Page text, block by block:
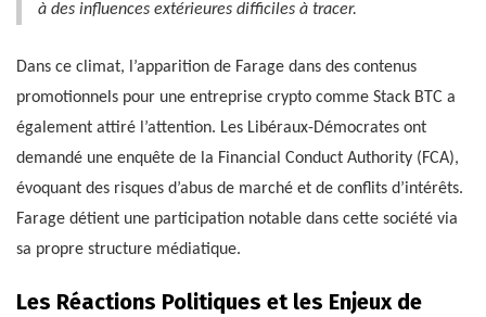
à des influences extérieures difficiles à tracer.
Dans ce climat, l’apparition de Farage dans des contenus
promotionnels pour une entreprise crypto comme Stack BTC a
également attiré l’attention. Les Libéraux-Démocrates ont
demandé une enquête de la Financial Conduct Authority (FCA),
évoquant des risques d’abus de marché et de conflits d’intérêts.
Farage détient une participation notable dans cette société via
sa propre structure médiatique.
Les Réactions Politiques et les Enjeux de